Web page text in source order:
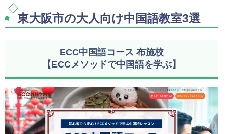
東大阪市の大人向け中国語教室3選
ECC中国語コース 布施校
【ECCメソッドで中国語を学ぶ】